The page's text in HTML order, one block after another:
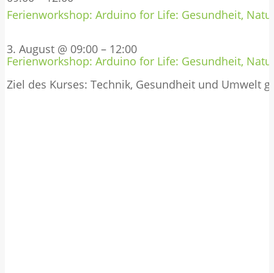
Ferienworkshop: Arduino for Life: Gesundheit,
3. August @ 09:00 – 12:00
Ferienworkshop: Arduino for Life: Gesundheit,
Ziel des Kurses: Technik, Gesundheit und Umwelt